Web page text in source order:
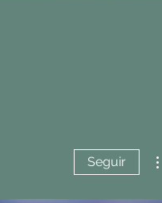
Seguir